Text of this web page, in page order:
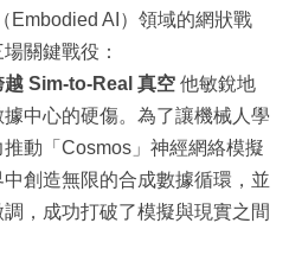
Embodied AI）領域的網狀戰
關鍵戰役：
Sim-to-Real 真空 他敏銳地
中心的硬傷。為了讓機械人學
動「Cosmos」神經網絡模擬
創造無限的合成數據循環，並
，成功打破了模擬與現實之間